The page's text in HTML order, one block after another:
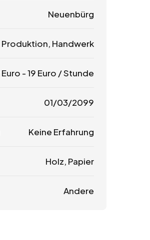
Neuenbürg
Produktion, Handwerk
Euro -19 Euro / Stunde
01/03/2099
Keine Erfahrung
Holz, Papier
Andere